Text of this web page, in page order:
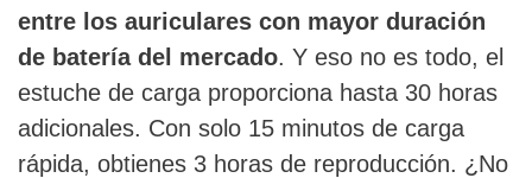
entre los auriculares con mayor duración
de batería del mercado. Y eso no es todo, el
estuche de carga proporciona hasta 30 horas
adicionales. Con solo 15 minutos de carga
rápida, obtienes 3 horas de reproducción. ¿No